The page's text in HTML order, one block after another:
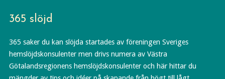
365 slöjd
365 saker du kan slöjda startades av föreningen Sveriges
hemslöjdskonsulenter men drivs numera av Västra
Götalandsregionens hemslöjdskonsulenter och här hittar du